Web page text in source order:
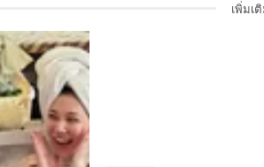
เพิ่มเ